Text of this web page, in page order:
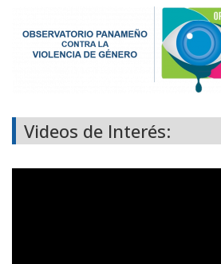
Videos de Interés: